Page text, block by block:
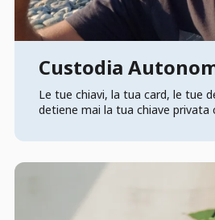
Custodia
Le tue chiavi, la tua card, le tue
detiene mai la tua chiave privata